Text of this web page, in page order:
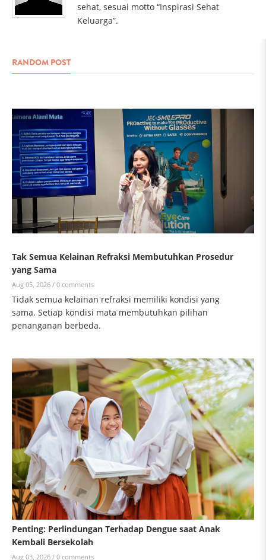
sehat, sesuai motto “Inspirasi Sehat
Keluarga”.
RANDOM POST
Tak Semua Kelainan Refraksi Membutuhkan Prosedur
yang Sama
Aug 05, 2026 / 0 comments
Tidak semua kelainan refraksi memiliki kondisi yang
sama. Setiap kondisi mata membutuhkan pilihan
penanganan berbeda.
Penting: Perlindungan Terhadap Dengue saat Anak
Kembali Bersekolah
Aug 03, 2026 / 0 comments